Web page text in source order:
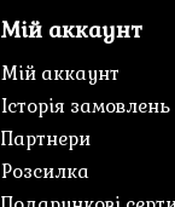
Мій аккаунт
Мій аккаунт
Історія замовлень
Партнери
Розсилка